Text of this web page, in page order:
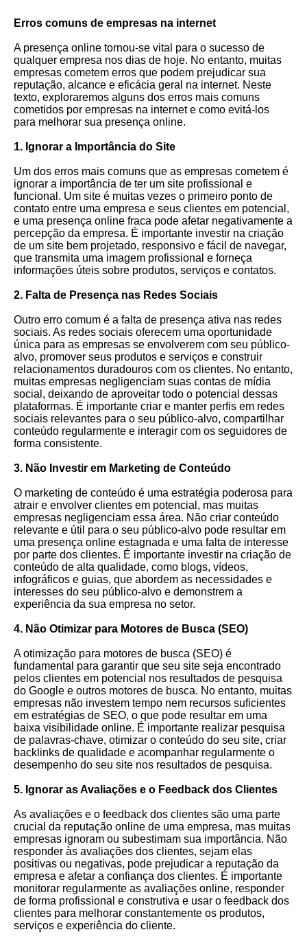
Erros comuns de empresas na internet
A presença online tornou-se vital para o sucesso de
qualquer empresa nos dias de hoje. No entanto, muitas
empresas cometem erros que podem prejudicar sua
reputação, alcance e eficácia geral na internet. Neste
texto, exploraremos alguns dos erros mais comuns
cometidos por empresas na internet e como evitá-los
para melhorar sua presença online.
1. Ignorar a Importância do Site
Um dos erros mais comuns que as empresas cometem é
ignorar a importância de ter um site profissional e
funcional. Um site é muitas vezes o primeiro ponto de
contato entre uma empresa e seus clientes em potencial,
e uma presença online fraca pode afetar negativamente a
percepção da empresa. É importante investir na criação
de um site bem projetado, responsivo e fácil de navegar,
que transmita uma imagem profissional e forneça
informações úteis sobre produtos, serviços e contatos.
2. Falta de Presença nas Redes Sociais
Outro erro comum é a falta de presença ativa nas redes
sociais. As redes sociais oferecem uma oportunidade
única para as empresas se envolverem com seu público-
alvo, promover seus produtos e serviços e construir
relacionamentos duradouros com os clientes. No entanto,
muitas empresas negligenciam suas contas de mídia
social, deixando de aproveitar todo o potencial dessas
plataformas. É importante criar e manter perfis em redes
sociais relevantes para o seu público-alvo, compartilhar
conteúdo regularmente e interagir com os seguidores de
forma consistente.
3. Não Investir em Marketing de Conteúdo
O marketing de conteúdo é uma estratégia poderosa para
atrair e envolver clientes em potencial, mas muitas
empresas negligenciam essa área. Não criar conteúdo
relevante e útil para o seu público-alvo pode resultar em
uma presença online estagnada e uma falta de interesse
por parte dos clientes. É importante investir na criação de
conteúdo de alta qualidade, como blogs, vídeos,
infográficos e guias, que abordem as necessidades e
interesses do seu público-alvo e demonstrem a
experiência da sua empresa no setor.
4. Não Otimizar para Motores de Busca (SEO)
A otimização para motores de busca (SEO) é
fundamental para garantir que seu site seja encontrado
pelos clientes em potencial nos resultados de pesquisa
do Google e outros motores de busca. No entanto, muitas
empresas não investem tempo nem recursos suficientes
em estratégias de SEO, o que pode resultar em uma
baixa visibilidade online. É importante realizar pesquisa
de palavras-chave, otimizar o conteúdo do seu site, criar
backlinks de qualidade e acompanhar regularmente o
desempenho do seu site nos resultados de pesquisa.
5. Ignorar as Avaliações e o Feedback dos Clientes
As avaliações e o feedback dos clientes são uma parte
crucial da reputação online de uma empresa, mas muitas
empresas ignoram ou subestimam sua importância. Não
responder às avaliações dos clientes, sejam elas
positivas ou negativas, pode prejudicar a reputação da
empresa e afetar a confiança dos clientes. É importante
monitorar regularmente as avaliações online, responder
de forma profissional e construtiva e usar o feedback dos
clientes para melhorar constantemente os produtos,
serviços e experiência do cliente.